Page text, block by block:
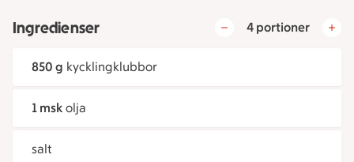
Ingredienser 4 portioner
850 g kycklingklubbor
1 msk olja
salt